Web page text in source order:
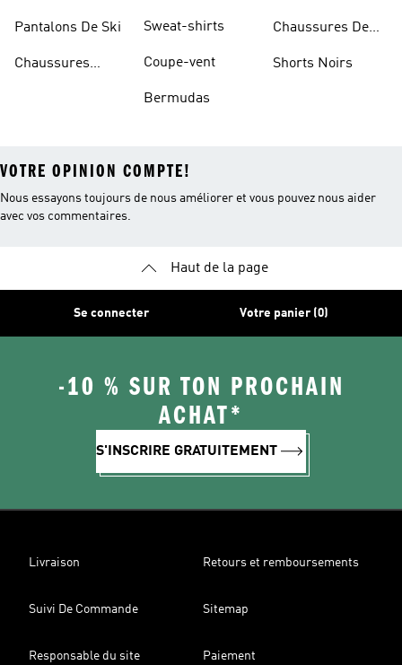
Pantalons De Ski
Chaussures
Sweat-shirts
Coupe-vent
Bermudas
Chaussures De
Shorts Noirs
VOTRE OPINION COMPTE!
Nous essayons toujours de nous améliorer et vous pouvez nous aider
avec vos commentaires.
Haut de la page
Se connecter Votre panier (0)
-10 % SUR TON PROCHAIN
ACHAT*
S'INSCRIRE GRATUITEMENT
Livraison Retours et remboursements
Suivi De Commande Sitemap
Responsable du site Paiement